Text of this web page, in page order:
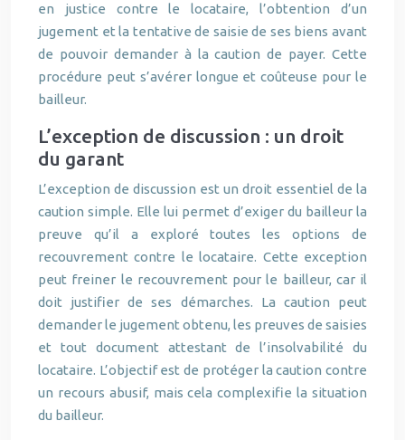
en justice contre le locataire, l’obtention d’un
jugement et la tentative de saisie de ses biens avant
de pouvoir demander à la caution de payer. Cette
procédure peut s’avérer longue et coûteuse pour le
bailleur.
L’exception de discussion : un droit
du garant
L’exception de discussion est un droit essentiel de la
caution simple. Elle lui permet d’exiger du bailleur la
preuve qu’il a exploré toutes les options de
recouvrement contre le locataire. Cette exception
peut freiner le recouvrement pour le bailleur, car il
doit justifier de ses démarches. La caution peut
demander le jugement obtenu, les preuves de saisies
et tout document attestant de l’insolvabilité du
locataire. L’objectif est de protéger la caution contre
un recours abusif, mais cela complexifie la situation
du bailleur.